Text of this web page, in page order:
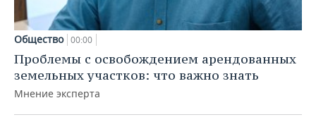
Общество 00:00
Проблемы с освобождением арендованных
земельных участков: что важно знать
Мнение эксперта